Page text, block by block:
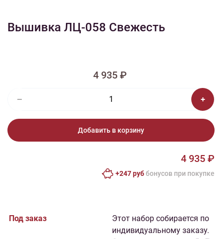
Вышивка ЛЦ-058 Свежесть
4 935 ₽
Добавить в корзину
4 935 ₽
+247 руббонусов при покупке
Под заказ
Этот набор собирается по
индивидуальному заказу.